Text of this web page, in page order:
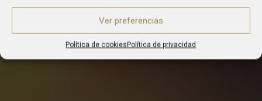
Ver preferencias
Política de cookiesPolítica de privacidad